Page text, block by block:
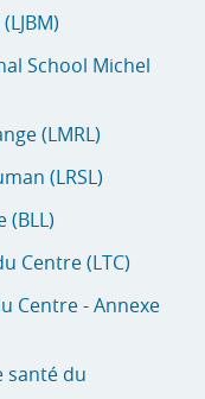
School Michel
(LMRL)
(LRSL)
(BLL)
Centre (LTC)
Centre - Annexe
santé du